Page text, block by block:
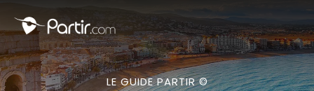
LE GUIDE PARTIR ©